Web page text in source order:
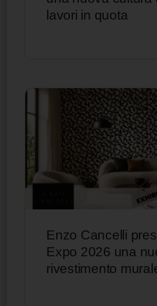
lavori in quota
Enzo Cancelli
Expo 2026 una
rivestimento